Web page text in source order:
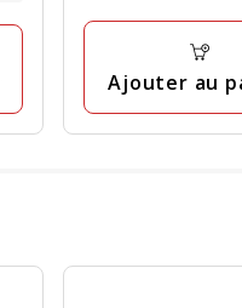
1
Ajouter au